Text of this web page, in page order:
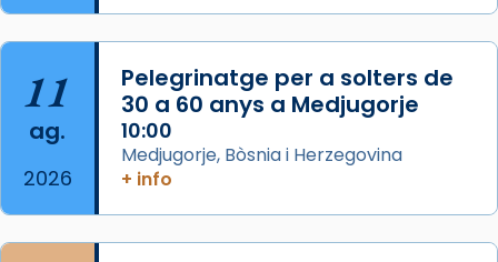
L’arquebisbe de Barcelona, el cardenal Joan
Josep Omella, ha presidit la missa i l’ha
concelebrat el bisbe auxiliar de Barcelona,
Mons. David Abadías.
📸 Dr. G. Simón
Photo
View on Facebook · Share
11
ag.
2026
Pelegrinatge per a solters de
30 a 60 anys a Medjugorje
10:00
Medjugorje, Bòsnia i Herzegovina
+ info